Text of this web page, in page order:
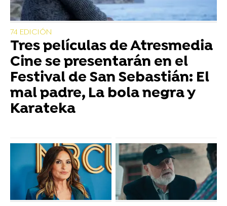
74 EDICIÓN
Tres películas de Atresmedia
Cine se presentarán en el
Festival de San Sebastián: El
mal padre, La bola negra y
Karateka